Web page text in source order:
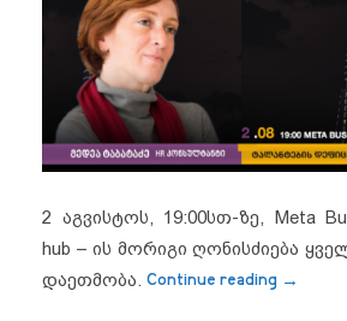
2 აგვისტოს, 19:00სთ-ზე, Meta
hub – ის მორიგი ღონისძიება
დაეთმობა. Continue reading →